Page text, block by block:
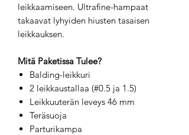
leikkaamiseen. Ultrafine-hampaat
takaavat lyhyiden hiusten tasaisen
leikkauksen.
Mitä Paketissa Tulee?
Balding-leikkuri
2 leikkaustallaa (#0.5 ja 1.5)
Leikkuuterän leveys 46 mm
Teräsuoja
Parturikampa